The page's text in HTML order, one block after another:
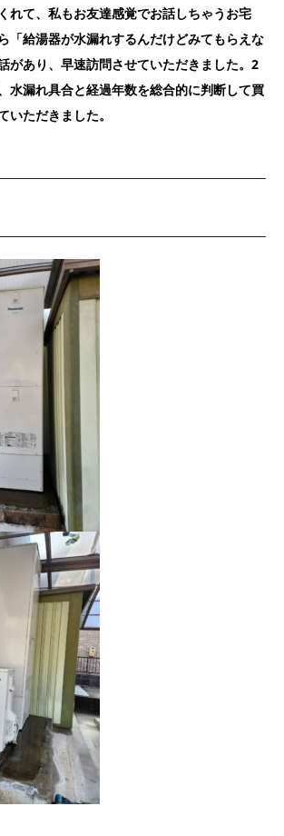
れて、私もお友達感覚でお話しちゃうお宅
「給湯器が水漏れするんだけどみてもらえな
があり、早速訪問させていただきました。2
水漏れ具合と経過年数を総合的に判断して買
いただきました。